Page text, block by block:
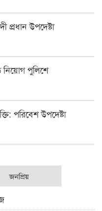
প্রধান উপদেষ্টা
পুলিশে
পরিবেশ উপদেষ্টা
জনপ্রিয়